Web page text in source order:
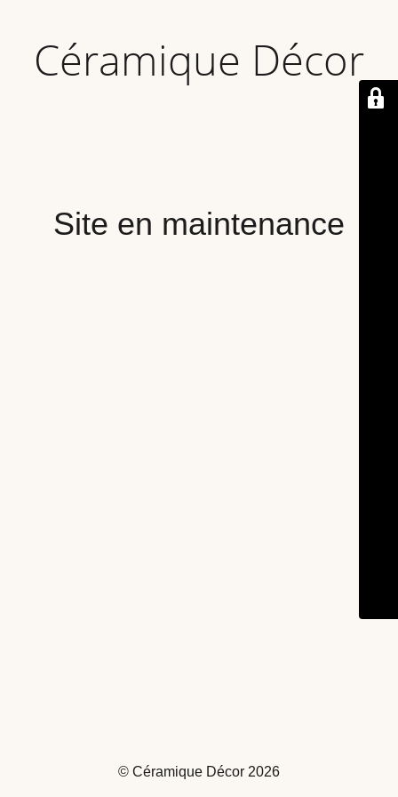
Céramique Décor
Site en maintenance
© Céramique Décor 2026